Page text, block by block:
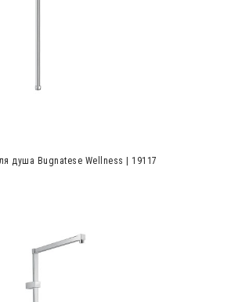
душа Bugnatese Wellness | 19117